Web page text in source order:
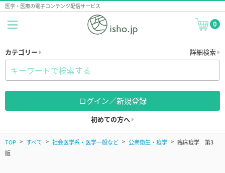
医学・医療の電子コンテンツ配信サービス
0
カテゴリー 詳細検索
ログイン／新規登録
初めての方へ
TOP すべて 社会医学系・医学一般など 公衆衛生・疫学
臨床疫学 第3
版